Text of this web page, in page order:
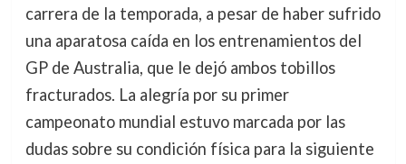
carrera de la temporada, a pesar de haber sufrido
una aparatosa caída en los entrenamientos del
GP de Australia, que le dejó ambos tobillos
fracturados. La alegría por su primer
campeonato mundial estuvo marcada por las
dudas sobre su condición física para la siguiente